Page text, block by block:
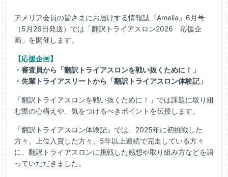
アメリア会員の皆さまにお届けする情報誌『Amelia』6月号
（5月26日発送）では「翻訳トライアスロン2026 応援企
画」を開催します。
【応援企画】
・審査員から「翻訳トライアスロンを戦い抜くために！」
・先輩トライアスリートから「翻訳トライアスロン体験記」
「翻訳トライアスロンを戦い抜くために！」では課題に取り組
む際の心構えや、気をつけるべきポイントを伝授します。
「翻訳トライアスロン体験記」では、2025年に初挑戦した
方々、上位入賞した方々、5年以上連続で完走している方々
に、翻訳トライアスロンに挑戦した感想や取り組み方などを語
っていただきました。